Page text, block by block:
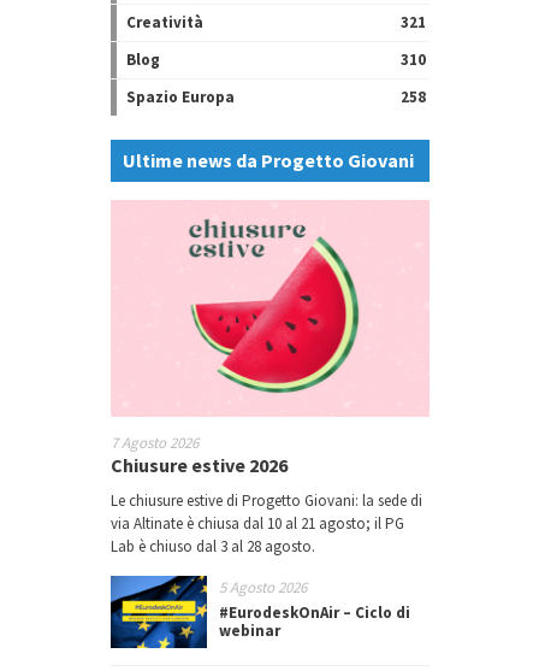
Creatività
321
Blog
310
Spazio Europa
258
Ultime news da Progetto Giovani
7 Agosto 2026
Chiusure estive 2026
Le chiusure estive di Progetto Giovani: la sede di
via Altinate è chiusa dal 10 al 21 agosto; il PG
Lab è chiuso dal 3 al 28 agosto.
5 Agosto 2026
#EurodeskOnAir – Ciclo di
webinar